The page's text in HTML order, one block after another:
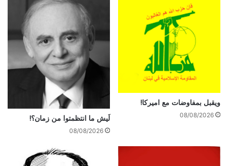
ويقبل بمفاوضات مع اميركا!
08/08/2026 لَيش ما انتظمتوا من زمان؟!
08/08/2026